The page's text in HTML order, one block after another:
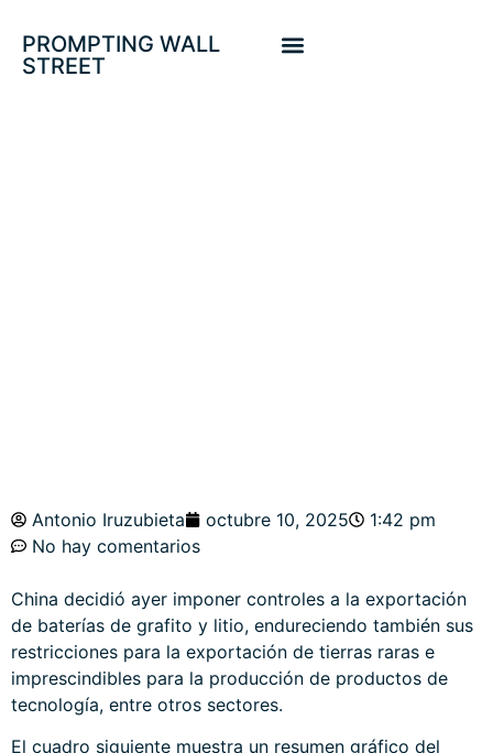
PROMPTING WALL
STREET
Antonio Iruzubieta octubre 10, 2025
1:42 pm
No hay comentarios
China decidió ayer imponer controles a la exportación
de baterías de grafito y litio, endureciendo también sus
restricciones para la exportación de tierras raras e
imprescindibles para la producción de productos de
tecnología, entre otros sectores.
El cuadro siguiente muestra un resumen gráfico del